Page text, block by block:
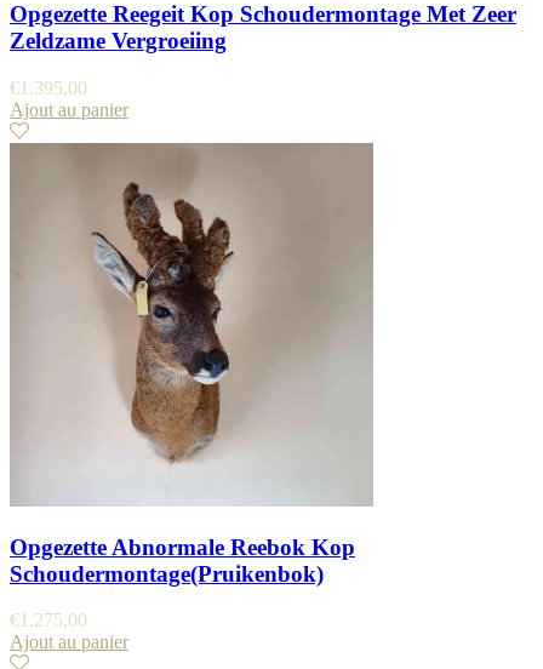
Opgezette Reegeit Kop Schoudermontage Met Zeer
Zeldzame Vergroeiing
€1.395,00
Ajout au panier
Opgezette Abnormale Reebok Kop
Schoudermontage(Pruikenbok)
€1.275,00
Ajout au panier